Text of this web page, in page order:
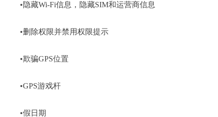
•隐藏Wi-Fi信息，隐藏SIM和运营商信息
•删除权限并禁用权限提示
•欺骗GPS位置
•GPS游戏杆
•假日期